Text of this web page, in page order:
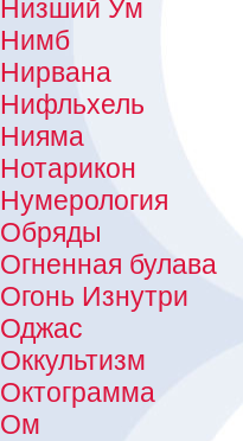
Низший Ум
Нимб
Нирвана
Нифльхель
Нияма
Нотарикон
Нумерология
Обряды
Огненная булава
Огонь Изнутри
Оджас
Оккультизм
Октограмма
Ом